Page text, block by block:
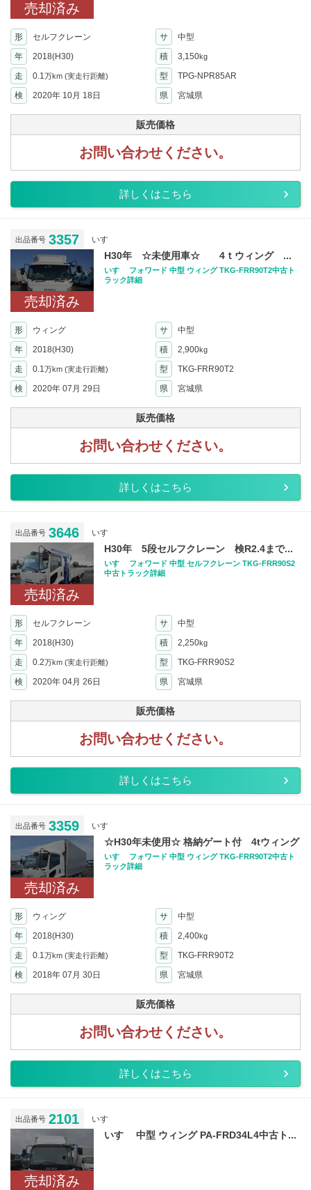
売却済み
形 セルフクレーン サ
中型
年
2018(H30) 積 3,150kg
走 0.1万km (実走行距離) 型
TPG-NPR85AR
検
2020年 10月 18日 県 宮城県
販売価格
お問い合わせください。
詳しくはこちら
出品番号 3357 いすゞ
売却済み
H30年 ☆未使用車☆ 4ｔウィング ...
いすゞ フォワード 中型 ウィング TKG-FRR90T2中古ト
ラック詳細
形 ウィング サ
中型
年
2018(H30) 積 2,900kg
走 0.1万km (実走行距離) 型
TKG-FRR90T2
検
2020年 07月 29日 県 宮城県
販売価格
お問い合わせください。
詳しくはこちら
出品番号 3646 いすゞ
売却済み
H30年 5段セルフクレーン 検R2.4まで...
いすゞ フォワード 中型 セルフクレーン TKG-FRR90S2
中古トラック詳細
形 セルフクレーン サ
中型
年
2018(H30) 積 2,250kg
走 0.2万km (実走行距離) 型
TKG-FRR90S2
検
2020年 04月 26日 県 宮城県
販売価格
お問い合わせください。
詳しくはこちら
出品番号 3359 いすゞ
売却済み
☆H30年未使用☆ 格納ゲート付 4tウィング
いすゞ フォワード 中型 ウィング TKG-FRR90T2中古ト
ラック詳細
形 ウィング サ
中型
年
2018(H30) 積 2,400kg
走 0.1万km (実走行距離) 型
TKG-FRR90T2
検
2018年 07月 30日 県 宮城県
販売価格
お問い合わせください。
詳しくはこちら
出品番号 2101 いすゞ
売却済み
いすゞ 中型 ウィング PA-FRD34L4中古ト...